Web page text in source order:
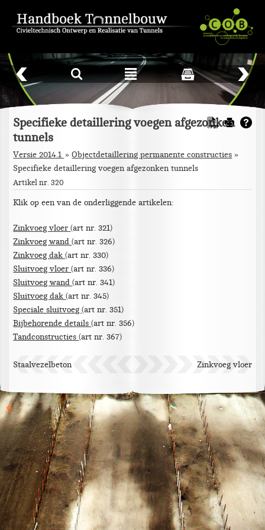
L ²
Specifieke detaillering voegen afgezonken
tunnels
Versie 2014.1 Objectdetaillering permanente constructies »
Specifieke detaillering voegen afgezonken tunnels
Artikel nr. 320
Klik op een van de onderliggende artikelen:
Zinkvoeg vloer(art nr. 321)
Zinkvoeg wand(art nr. 326)
Zinkvoeg dak(art nr. 330)
Sluitvoeg vloer(art nr. 336)
Sluitvoeg wand(art nr. 341)
Sluitvoeg dak(art nr. 345)
Speciale sluitvoeg(art nr. 351)
Bijbehorende details(art nr. 356)
Tandconstructies(art nr. 367)
Staalvezelbeton Zinkvoeg vloer